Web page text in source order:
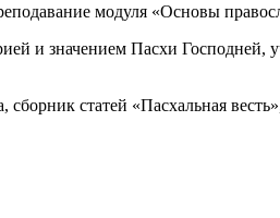
модуля «Основы
и значением Пасхи
статей «Пасхальная